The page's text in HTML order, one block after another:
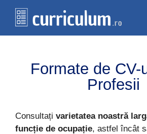
Перейти
Formate de CV-
Profesii
Consultați varietatea noastră
funcție de ocupație, astfel încât